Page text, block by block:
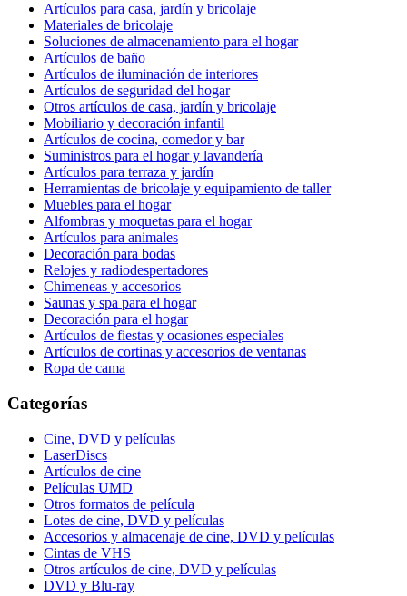
Artículos para casa, jardín y bricolaje
Materiales de bricolaje
Soluciones de almacenamiento para el hogar
Artículos de baño
Artículos de iluminación de interiores
Artículos de seguridad del hogar
Otros artículos de casa, jardín y bricolaje
Mobiliario y decoración infantil
Artículos de cocina, comedor y bar
Suministros para el hogar y lavandería
Artículos para terraza y jardín
Herramientas de bricolaje y equipamiento de taller
Muebles para el hogar
Alfombras y moquetas para el hogar
Artículos para animales
Decoración para bodas
Relojes y radiodespertadores
Chimeneas y accesorios
Saunas y spa para el hogar
Decoración para el hogar
Artículos de fiestas y ocasiones especiales
Artículos de cortinas y accesorios de ventanas
Ropa de cama
Categorías
Cine, DVD y películas
LaserDiscs
Artículos de cine
Películas UMD
Otros formatos de película
Lotes de cine, DVD y películas
Accesorios y almacenaje de cine, DVD y películas
Cintas de VHS
Otros artículos de cine, DVD y películas
DVD y Blu-ray